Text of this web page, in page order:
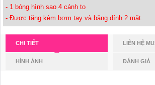
- 1 bóng hình sao 4 cánh to
- Được tặng kèm bơm tay và băng dính 2 mặt.
CHI TIẾT LIÊN HỆ
HÌNH ẢNH ĐÁNH GIÁ